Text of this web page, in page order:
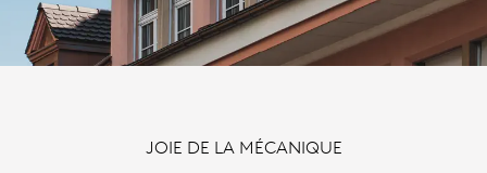
JOIE DE LA MÉCANIQUE